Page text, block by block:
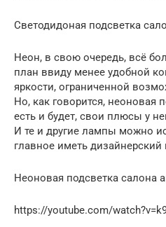
Светодидоная подсветка
Неон, в свою очередь, всё
план ввиду менее удобной
яркости, ограниченной
Но, как говорится, неоновая
есть и будет, свои плюсы у
И те и другие лампы можно
главное иметь дизайнерский
Неоновая подсветка салона
https://youtube.com/